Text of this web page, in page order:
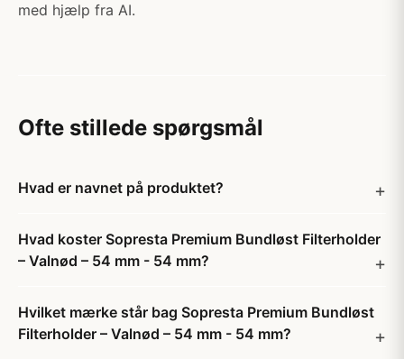
med hjælp fra AI.
Ofte stillede spørgsmål
Hvad er navnet på produktet?
Hvad koster Sopresta Premium Bundløst Filterholder
– Valnød – 54 mm - 54 mm?
Hvilket mærke står bag Sopresta Premium Bundløst
Filterholder – Valnød – 54 mm - 54 mm?